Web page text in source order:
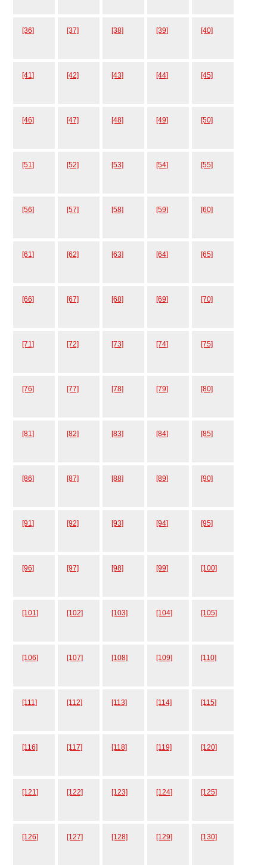
[36] [37] [38] [39] [40]
[41] [42] [43] [44] [45]
[46] [47] [48] [49] [50]
[51] [52] [53] [54] [55]
[56] [57] [58] [59] [60]
[61] [62] [63] [64] [65]
[66] [67] [68] [69] [70]
[71] [72] [73] [74] [75]
[76] [77] [78] [79] [80]
[81] [82] [83] [84] [85]
[86] [87] [88] [89] [90]
[91] [92] [93] [94] [95]
[96] [97] [98] [99] [100]
[101] [102] [103] [104] [105]
[106] [107] [108] [109] [110]
[111] [112] [113] [114] [115]
[116] [117] [118] [119] [120]
[121] [122] [123] [124] [125]
[126] [127] [128] [129] [130]